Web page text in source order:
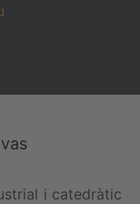
i catedràtic